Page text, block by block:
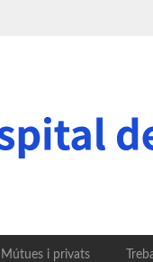
Mútues i privats